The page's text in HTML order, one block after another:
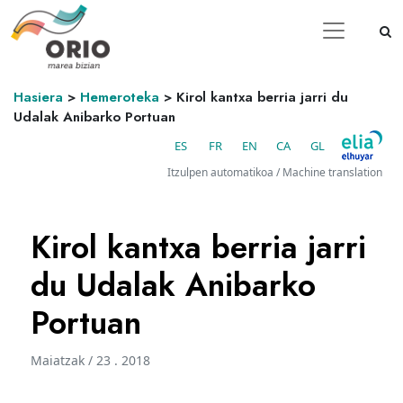
Hasiera > Hemeroteka > Kirol kantxa berria jarri du
Udalak Anibarko Portuan
ES FR EN CA GL
Itzulpen automatikoa / Machine translation
Kirol kantxa berria jarri
du Udalak Anibarko
Portuan
Maiatzak / 23 . 2018